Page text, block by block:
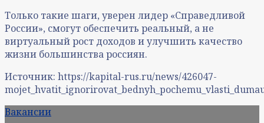
Только такие шаги, уверен лидер «Справедливой
России», смогут обеспечить реальный, а не
виртуальный рост доходов и улучшить качество
жизни большинства россиян.
Источник: https://kapital-rus.ru/news/426047-
Вакансии